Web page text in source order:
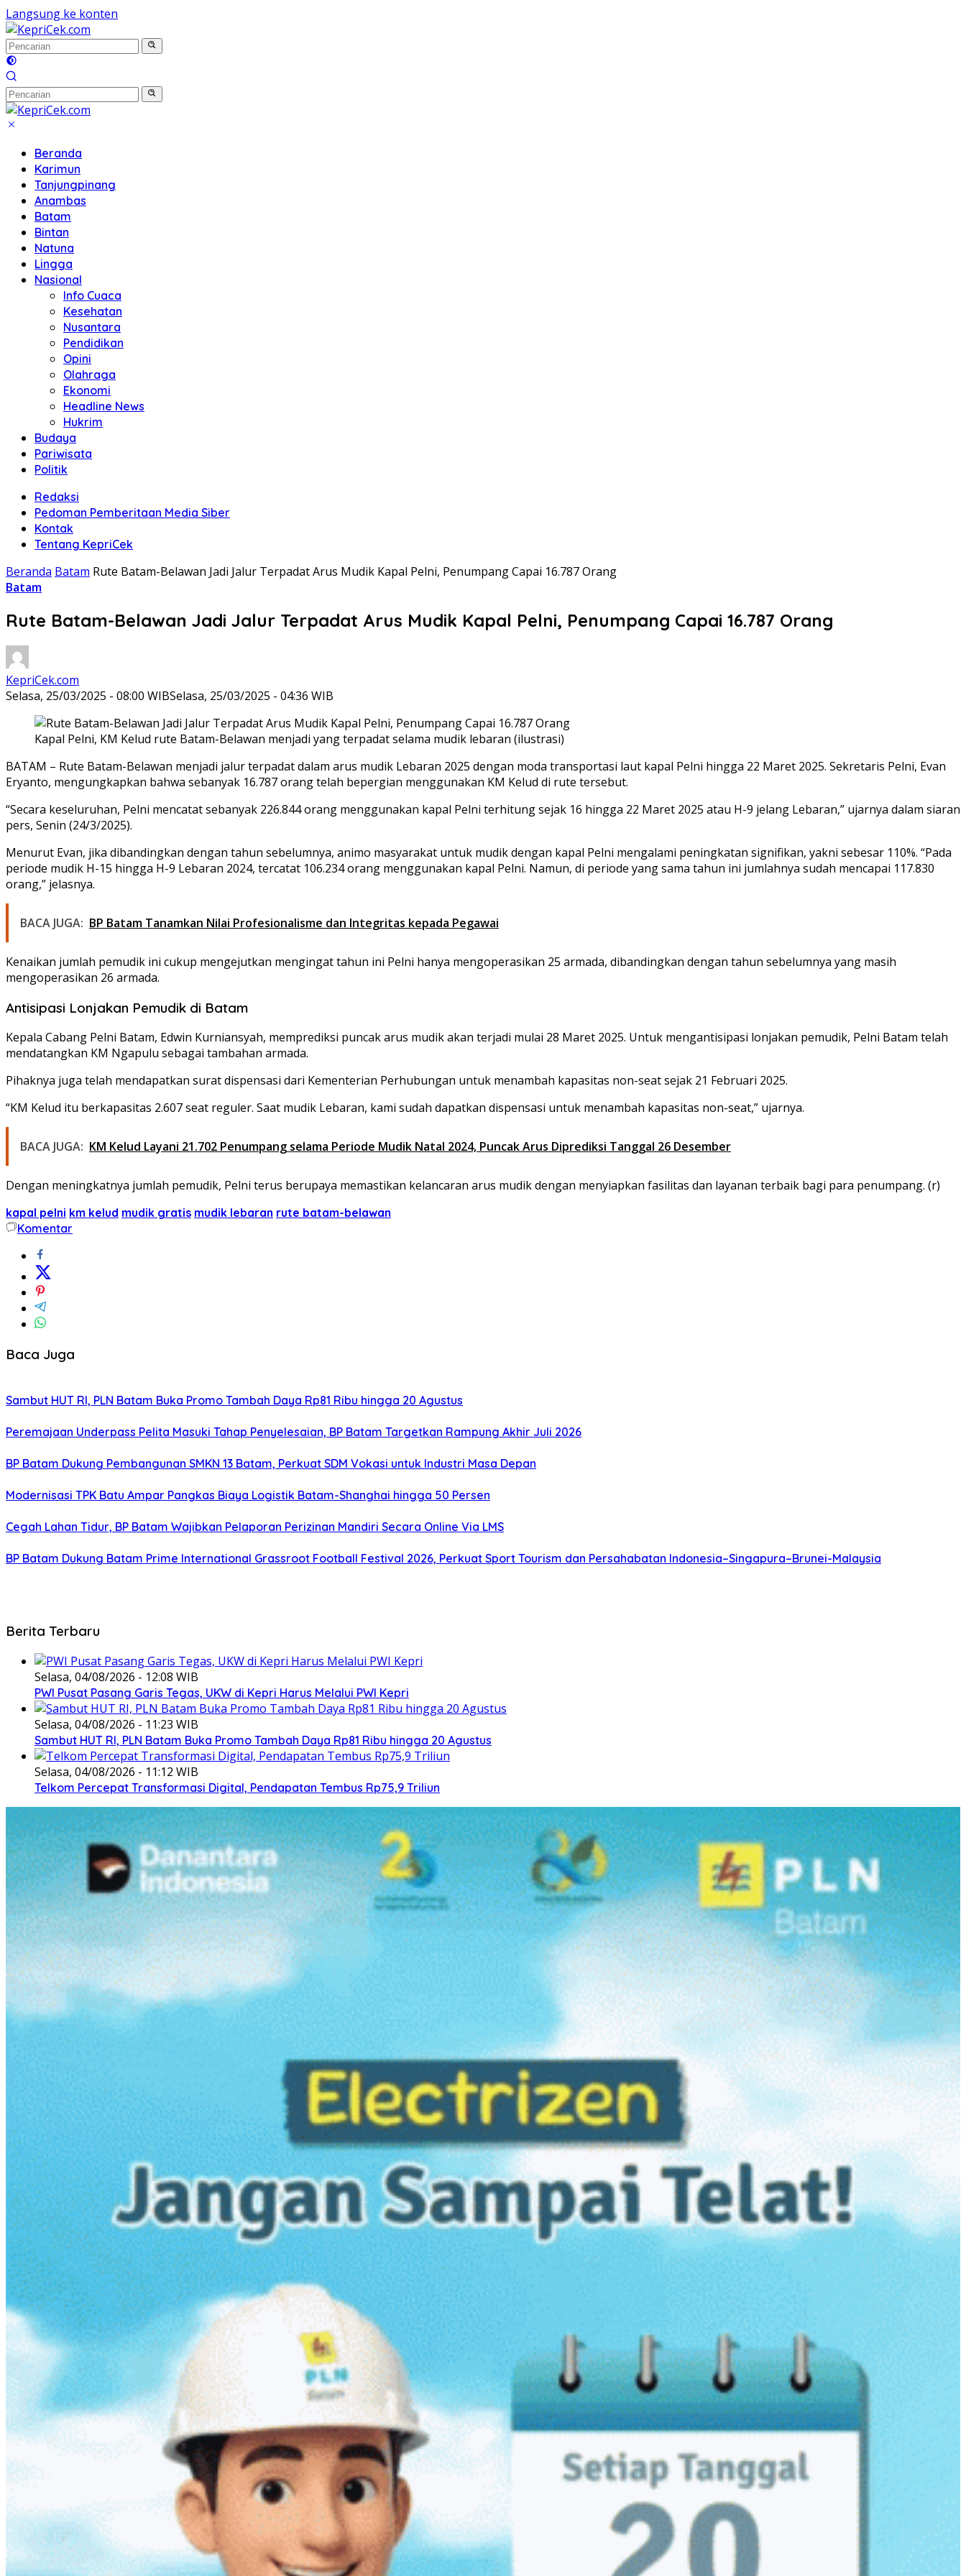
Langsung ke konten
Beranda
Karimun
Tanjungpinang
Anambas
Batam
Bintan
Natuna
Lingga
Nasional
Info Cuaca
Kesehatan
Nusantara
Pendidikan
Opini
Olahraga
Ekonomi
Headline News
Hukrim
Budaya
Pariwisata
Politik
Redaksi
Pedoman Pemberitaan Media Siber
Kontak
Tentang KepriCek
Beranda Batam Rute Batam-Belawan Jadi Jalur Terpadat Arus Mudik Kapal Pelni, Penumpang Capai 16.787 Orang
Batam
Rute Batam-Belawan Jadi Jalur Terpadat Arus Mudik Kapal Pelni, Penumpang Capai 16.787 Orang
KepriCek.com
Selasa, 25/03/2025 - 08:00 WIBSelasa, 25/03/2025 - 04:36 WIB
Kapal Pelni, KM Kelud rute Batam-Belawan menjadi yang terpadat selama mudik lebaran (ilustrasi)
BATAM – Rute Batam-Belawan menjadi jalur terpadat dalam arus mudik Lebaran 2025 dengan moda transportasi laut kapal Pelni hingga 22 Maret 2025. Sekretaris Pelni, Evan
Eryanto, mengungkapkan bahwa sebanyak 16.787 orang telah bepergian menggunakan KM Kelud di rute tersebut.
“Secara keseluruhan, Pelni mencatat sebanyak 226.844 orang menggunakan kapal Pelni terhitung sejak 16 hingga 22 Maret 2025 atau H-9 jelang Lebaran,” ujarnya dalam siaran
pers, Senin (24/3/2025).
Menurut Evan, jika dibandingkan dengan tahun sebelumnya, animo masyarakat untuk mudik dengan kapal Pelni mengalami peningkatan signifikan, yakni sebesar 110%. “Pada
periode mudik H-15 hingga H-9 Lebaran 2024, tercatat 106.234 orang menggunakan kapal Pelni. Namun, di periode yang sama tahun ini jumlahnya sudah mencapai 117.830
orang,” jelasnya.
BACA JUGA: BP Batam Tanamkan Nilai Profesionalisme dan Integritas kepada Pegawai
Kenaikan jumlah pemudik ini cukup mengejutkan mengingat tahun ini Pelni hanya mengoperasikan 25 armada, dibandingkan dengan tahun sebelumnya yang masih
mengoperasikan 26 armada.
Antisipasi Lonjakan Pemudik di Batam
Kepala Cabang Pelni Batam, Edwin Kurniansyah, memprediksi puncak arus mudik akan terjadi mulai 28 Maret 2025. Untuk mengantisipasi lonjakan pemudik, Pelni Batam telah
mendatangkan KM Ngapulu sebagai tambahan armada.
Pihaknya juga telah mendapatkan surat dispensasi dari Kementerian Perhubungan untuk menambah kapasitas non-seat sejak 21 Februari 2025.
“KM Kelud itu berkapasitas 2.607 seat reguler. Saat mudik Lebaran, kami sudah dapatkan dispensasi untuk menambah kapasitas non-seat,” ujarnya.
BACA JUGA: KM Kelud Layani 21.702 Penumpang selama Periode Mudik Natal 2024, Puncak Arus Diprediksi Tanggal 26 Desember
Dengan meningkatnya jumlah pemudik, Pelni terus berupaya memastikan kelancaran arus mudik dengan menyiapkan fasilitas dan layanan terbaik bagi para penumpang. (r)
kapal pelni km kelud mudik gratis mudik lebaran rute batam-belawan
Komentar
Baca Juga
Sambut HUT RI, PLN Batam Buka Promo Tambah Daya Rp81 Ribu hingga 20 Agustus
Peremajaan Underpass Pelita Masuki Tahap Penyelesaian, BP Batam Targetkan Rampung Akhir Juli 2026
BP Batam Dukung Pembangunan SMKN 13 Batam, Perkuat SDM Vokasi untuk Industri Masa Depan
Modernisasi TPK Batu Ampar Pangkas Biaya Logistik Batam-Shanghai hingga 50 Persen
Cegah Lahan Tidur, BP Batam Wajibkan Pelaporan Perizinan Mandiri Secara Online Via LMS
BP Batam Dukung Batam Prime International Grassroot Football Festival 2026, Perkuat Sport Tourism dan Persahabatan Indonesia–Singapura–Brunei-Malaysia
Berita Terbaru
Selasa, 04/08/2026 - 12:08 WIB
PWI Pusat Pasang Garis Tegas, UKW di Kepri Harus Melalui PWI Kepri
Selasa, 04/08/2026 - 11:23 WIB
Sambut HUT RI, PLN Batam Buka Promo Tambah Daya Rp81 Ribu hingga 20 Agustus
Selasa, 04/08/2026 - 11:12 WIB
Telkom Percepat Transformasi Digital, Pendapatan Tembus Rp75,9 Triliun